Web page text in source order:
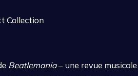
Collection
Beatlemania– une revue